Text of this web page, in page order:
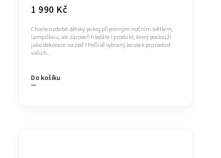
1 990 Kč
Do košíku
Chcete ozdobit dětský pokoj příjemným nočním světlem,
lampičkou, ale zároveň hledáte i produkt, který poslouží
jako dekorace na zeď ? Pečlivě vybraný kousek pro radost
vašich...